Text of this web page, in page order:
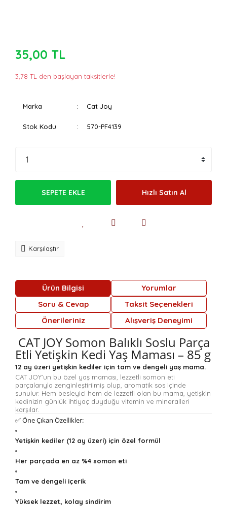
35,00 TL
3,78 TL den başlayan taksitlerle!
Marka Cat Joy
Stok Kodu 570-PF4139
SEPETE EKLE Hızlı Satın Al
Karşılaştır
Ürün Bilgisi
Yorumlar
Soru & Cevap
Taksit Seçenekleri
Önerileriniz
Alışveriş Deneyimi
CAT JOY Somon Balıklı Soslu Parça
Etli Yetişkin Kedi Yaş Maması – 85 g
12 ay üzeri yetişkin kediler için tam ve dengeli yaş mama.
CAT JOY’un bu özel yaş maması, lezzetli somon eti
parçalarıyla zenginleştirilmiş olup, aromatik sos içinde
sunulur. Hem besleyici hem de lezzetli olan bu mama, yetişkin
kedinizin günlük ihtiyaç duyduğu vitamin ve mineralleri
karşılar.
✅ Öne Çıkan Özellikler:
Yetişkin kediler (12 ay üzeri) için özel formül
Her parçada en az %4 somon eti
Tam ve dengeli içerik
Yüksek lezzet, kolay sindirim